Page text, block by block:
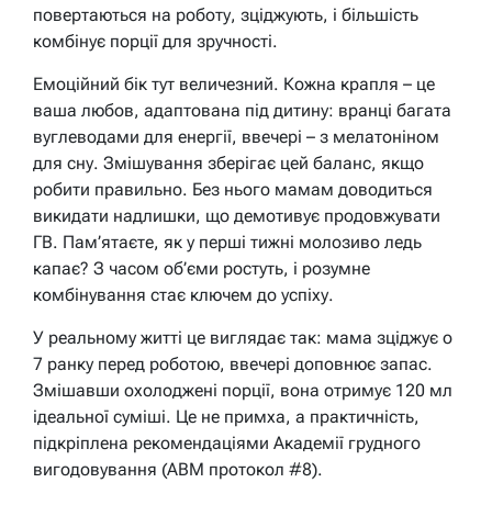
повертаються на роботу, зціджують, і більшість
комбінує порції для зручності.
Емоційний бік тут величезний. Кожна крапля – це
ваша любов, адаптована під дитину: вранці багата
вуглеводами для енергії, ввечері – з мелатоніном
для сну. Змішування зберігає цей баланс, якщо
робити правильно. Без нього мамам доводиться
викидати надлишки, що демотивує продовжувати
ГВ. Пам’ятаєте, як у перші тижні молозиво ледь
капає? З часом об’єми ростуть, і розумне
комбінування стає ключем до успіху.
У реальному житті це виглядає так: мама зціджує о
7 ранку перед роботою, ввечері доповнює запас.
Змішавши охолоджені порції, вона отримує 120 мл
ідеальної суміші. Це не примха, а практичність,
підкріплена рекомендаціями Академії грудного
вигодовування (ABM протокол #8).